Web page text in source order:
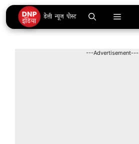
Skip
to
content
Menu
---Advertisement---